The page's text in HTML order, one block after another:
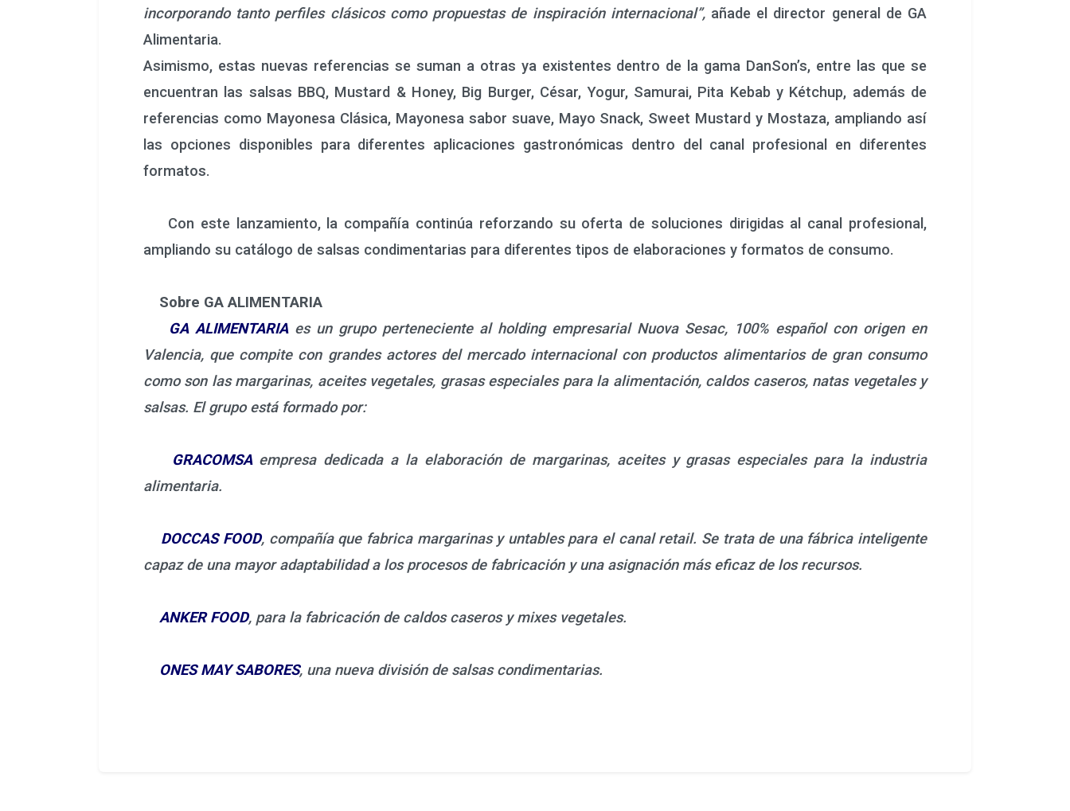
incorporando tanto perfiles clásicos como propuestas de inspiración internacional”,añade el director general de GA
Alimentaria.
Asimismo, estas nuevas referencias se suman a otras ya existentes dentro de la gama DanSon’s, entre las que se
encuentran las salsas BBQ, Mustard & Honey, Big Burger, César, Yogur, Samurai, Pita Kebab y Kétchup, además de
referencias como Mayonesa Clásica, Mayonesa sabor suave, Mayo Snack, Sweet Mustard y Mostaza, ampliando así
las opciones disponibles para diferentes aplicaciones gastronómicas dentro del canal profesional en diferentes
formatos.
Con este lanzamiento, la compañía continúa reforzando su oferta de soluciones dirigidas al canal profesional,
ampliando su catálogo de salsas condimentarias para diferentes tipos de elaboraciones y formatos de consumo.
Sobre GA ALIMENTARIA
GA ALIMENTARIAes un grupo perteneciente al holding empresarial Nuova Sesac, 100% español con origen en
Valencia, que compite con grandes actores del mercado internacional con productos alimentarios de gran consumo
como son las margarinas, aceites vegetales, grasas especiales para la alimentación, caldos caseros, natas vegetales y
salsas. El grupo está formado por:
GRACOMSAempresa dedicada a la elaboración de margarinas, aceites y grasas especiales para la industria
alimentaria.
DOCCAS FOOD, compañía que fabrica margarinas y untables para el canal retail. Se trata de una fábrica inteligente
capaz de una mayor adaptabilidad a los procesos de fabricación y una asignación más eficaz de los recursos.
ANKER FOOD, para la fabricación de caldos caseros y mixes vegetales.
ONES MAY SABORES, una nueva división de salsas condimentarias.